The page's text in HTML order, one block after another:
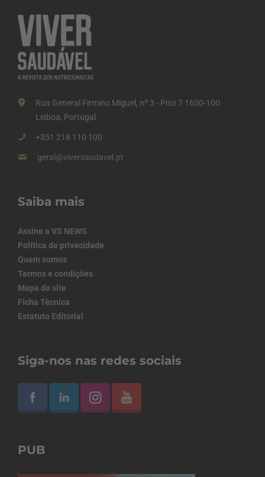
Rua General Firmino Miguel, nº 3 - Piso 7 1600-100
Lisboa, Portugal
+351 218 110 100
geral@viversaudavel.pt
Saiba mais
Assine a VS NEWS
Política de privacidade
Quem somos
Termos e condições
Mapa do site
Ficha Técnica
Estatuto Editorial
Siga-nos nas redes sociais
PUB